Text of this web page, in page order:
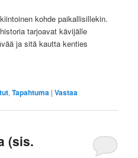
kohde paikallisillekin.
tarjoavat kävijälle
ja sitä kautta kenties
,Tapahtuma |Vastaa
(sis.